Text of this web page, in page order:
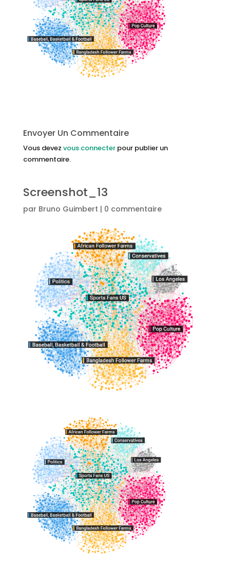
Envoyer Un Commentaire
Vous devez vous connecterpour publier un
commentaire.
Screenshot_13
par Bruno Guimbert | 0 commentaire